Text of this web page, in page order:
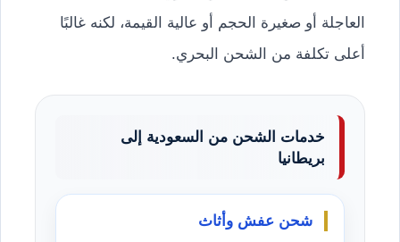
العاجلة أو صغيرة الحجم أو عالية القيمة، لكنه غالبًا
أعلى تكلفة من الشحن البحري.
خدمات الشحن من السعودية إلى
بريطانيا
شحن عفش وأثاث